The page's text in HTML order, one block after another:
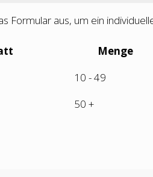
Formular aus, um ein
Menge
10 - 49
50 +